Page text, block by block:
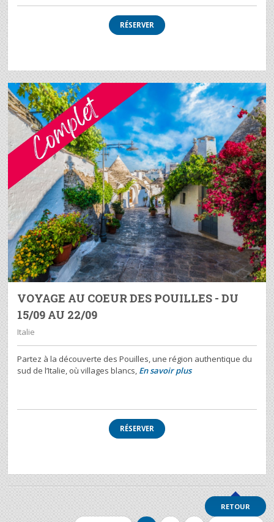
RÉSERVER
VOYAGE AU COEUR DES POUILLES - DU
15/09 AU 22/09
Italie
Partez à la découverte des Pouilles, une région authentique du
sud de l’Italie, où villages blancs, En savoir plus
RÉSERVER
RETOUR